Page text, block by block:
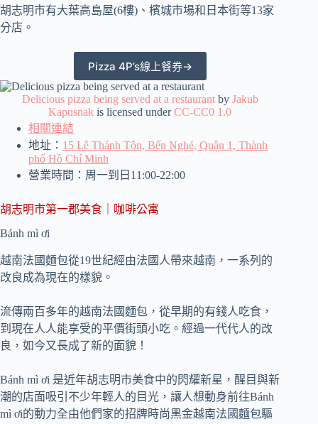
胡志明市有大葉高島屋(6樓)、檳城市場和日本街等13家
分店。
Pizza 4P’s線上餐券→
Delicious pizza being served at a restaurantby Jakub
Kapusnak is licensed underCC-CC0 1.0
相關連結
地址： 15 Lê Thánh Tôn, Bến Nghé, Quận 1, Thành
phố Hồ Chí Minh
營業時間：周一到日11:00-22:00
胡志明市第一郡美食｜咖啡公寓
Bánh mì ơi
越南法國麵包從19世紀經由法國人帶來越南，一系列的
改良成為現在的樣貌。
流傳兩百多年的越南法國麵包，從早期的有錢人吃食，
到現在人人能享受的平價街頭小吃。經過一代代人的改
良，如今又長成了新的面貌！
Bánh mì ơi 是近年胡志明市美食中的閃耀新星，醒目與新
潮的店面吸引不少年輕人的目光，讓人想動身前往Bánh
mì ơi的動力全由他們家的招牌時尚黑金越南法國麵包驅